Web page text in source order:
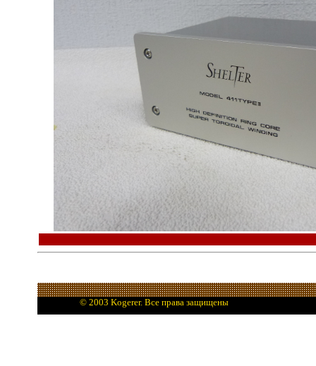
© 2003 Kogerer. Все права защищены